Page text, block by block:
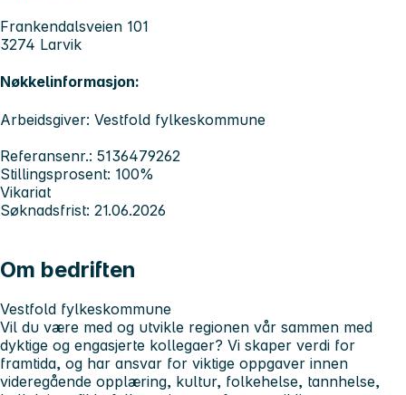
Frankendalsveien 101
3274 Larvik
Nøkkelinformasjon:
Arbeidsgiver: Vestfold fylkeskommune
Referansenr.: 5136479262
Stillingsprosent: 100%
Vikariat
Søknadsfrist: 21.06.2026
Om bedriften
Vestfold fylkeskommune
Vil du være med og utvikle regionen vår sammen med
dyktige og engasjerte kollegaer? Vi skaper verdi for
framtida, og har ansvar for viktige oppgaver innen
videregående opplæring, kultur, folkehelse, tannhelse,